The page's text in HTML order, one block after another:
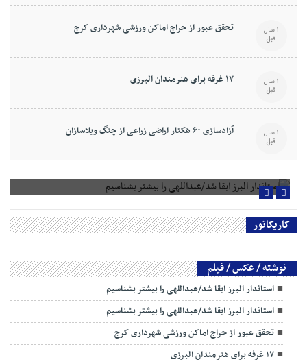
تحقق عبور از حراج اماکن ورزشی شهرداری کرج 1 سال
قبل
۱۷ غرفه برای هنرمندان البرزی 1 سال
قبل
آزادسازی ۶۰ هکتار اراضی زراعی از چنگ ویلاسازان 1 سال
قبل
کاریکاتور
نوشته / عکس / فیلم
استاندار البرز ابقا شد/عبداللهی را بیشتر بشناسیم
استاندار البرز ابقا شد/عبداللهی را بیشتر بشناسیم
تحقق عبور از حراج اماکن ورزشی شهرداری کرج
۱۷ غرفه برای هنرمندان البرزی